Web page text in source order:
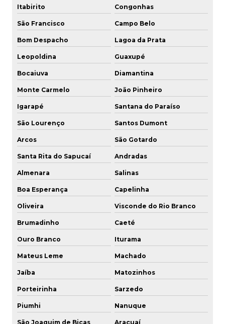
Fabricante de espigão
Fabricante de espigão para mangueira
Fornecedor de engate pneumático
Fornecedor de engate rápido
Venda engate rápido inox
Itabirito Congonhas
São Francisco Campo Belo
Bom Despacho Lagoa da Prata
Leopoldina Guaxupé
Bocaiuva Diamantina
Monte Carmelo João Pinheiro
Igarapé Santana do Paraíso
São Lourenço Santos Dumont
Arcos São Gotardo
Santa Rita do Sapucaí Andradas
Almenara Salinas
Boa Esperança Capelinha
Oliveira Visconde do Rio Branco
Brumadinho Caeté
Ouro Branco Iturama
Mateus Leme Machado
Jaíba Matozinhos
Porteirinha Sarzedo
Piumhi Nanuque
São Joaquim de Bicas Araçuaí